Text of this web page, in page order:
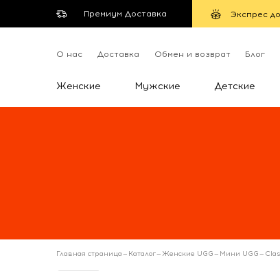
Премиум Доставка Экспрес
О нас Доставка Обмен и возврат Блог
Женские Мужские Детские
Главная страница— Каталог— Женские UGG— Мини UGG—